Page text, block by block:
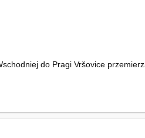
do Pragi Vršovice